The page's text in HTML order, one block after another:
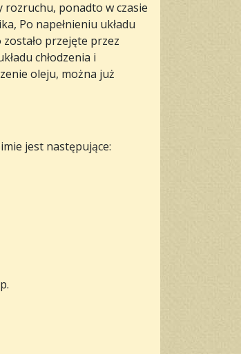
ponadto w czasie
Po napełnieniu układu
przejęte przez
chłodzenia i
oleju, można już
jest następujące: